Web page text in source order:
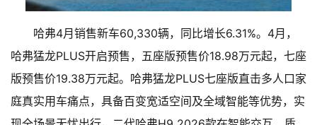
哈弗4月销售新车60,330辆，同比增长6.31%。4月，
哈弗猛龙PLUS开启预售，五座版预售价18.98万元起，七座
版预售价19.38万元起。哈弗猛龙PLUS七座版直击多人口家
庭真实用车痛点，具备百变宽适空间及全域智能等优势，实